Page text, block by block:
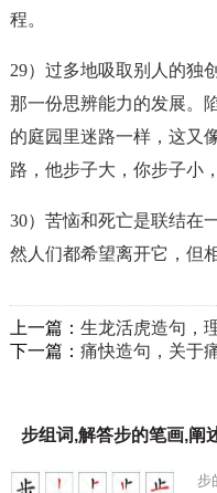
程。
29）过多地吸取别人的独
那一份思辨能力的发展。
的庭园里迷路一样，这又
路，他步子大，你步子小
30）苦恼和死亡是联结在
然人们都希望离开它，但
上一篇： 生龙活虎造句，
下一篇： 痛快造句，关于
步组词,解答步的笔画,阐
步